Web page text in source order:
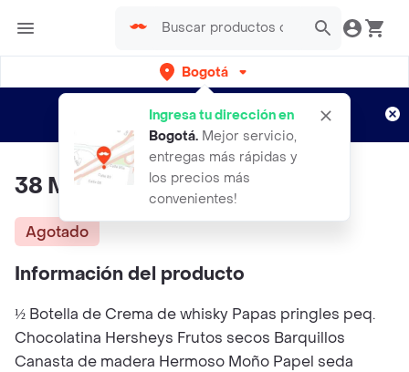
Bogotá
Ingresa tu dirección en
Bogotá. Mejor servicio,
entregas más rápidas y
los precios más
convenientes!
envíos gratis por semanas
Aplican TyC
38 Magnifico
Agotado
Información del producto
½ Botella de Crema de whisky Papas pringles peq.
Chocolatina Hersheys Frutos secos Barquillos
Canasta de madera Hermoso Moño Papel seda